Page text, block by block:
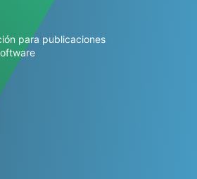
para publicaciones